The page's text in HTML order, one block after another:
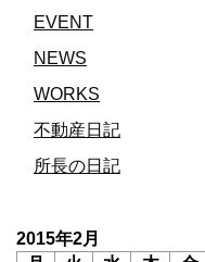
EVENT
NEWS
WORKS
不動産日記
所長の日記
2015年2月